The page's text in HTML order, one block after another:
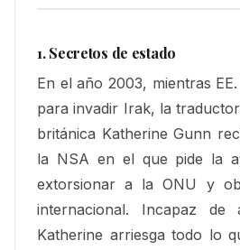
1. Secretos de estado
En el año 2003, mientras
para invadir Irak, la
británica Katherine Gunn
la NSA en el que pide la
extorsionar a la ONU y
internacional. Incapaz de
Katherine arriesga todo lo